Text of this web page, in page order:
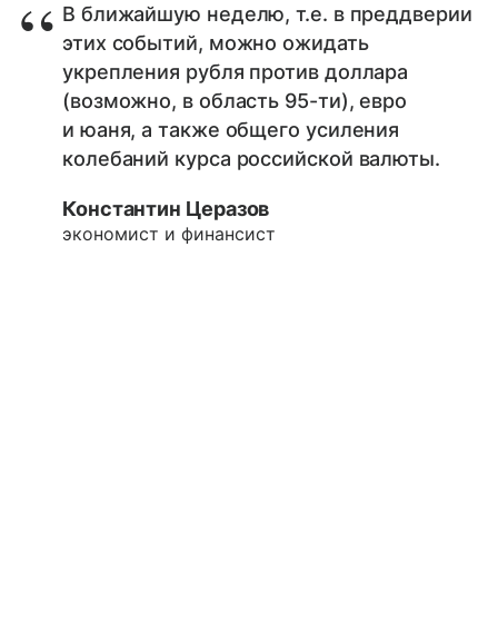
В ближайшую неделю, т.е. в преддверии
этих событий, можно ожидать
укрепления рубля против доллара
(возможно, в область 95-ти), евро
и юаня, а также общего усиления
колебаний курса российской валюты.
Константин Церазов
экономист и финансист